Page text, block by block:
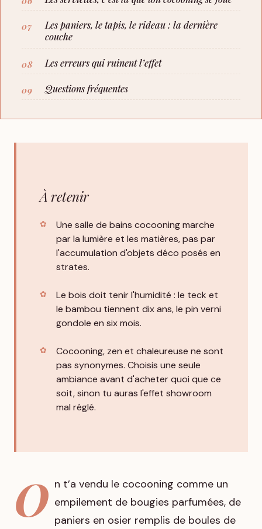
Les paniers, le tapis, le rideau : la dernière
couche
Les erreurs qui ruinent l’effet
Questions fréquentes
À retenir
Une salle de bains cocooning marche
par la lumière et les matières, pas par
l'accumulation d'objets déco posés en
strates.
Le bois doit tenir l'humidité : le teck et
le bambou tiennent dix ans, le pin verni
gondole en six mois.
Cocooning, zen et chaleureuse ne sont
pas synonymes. Choisis une seule
ambiance avant d'acheter quoi que ce
soit, sinon tu auras l'effet showroom
mal réglé.
O n t’a vendu le cocooning comme un
empilement de bougies parfumées, de
paniers en osier remplis de boules de